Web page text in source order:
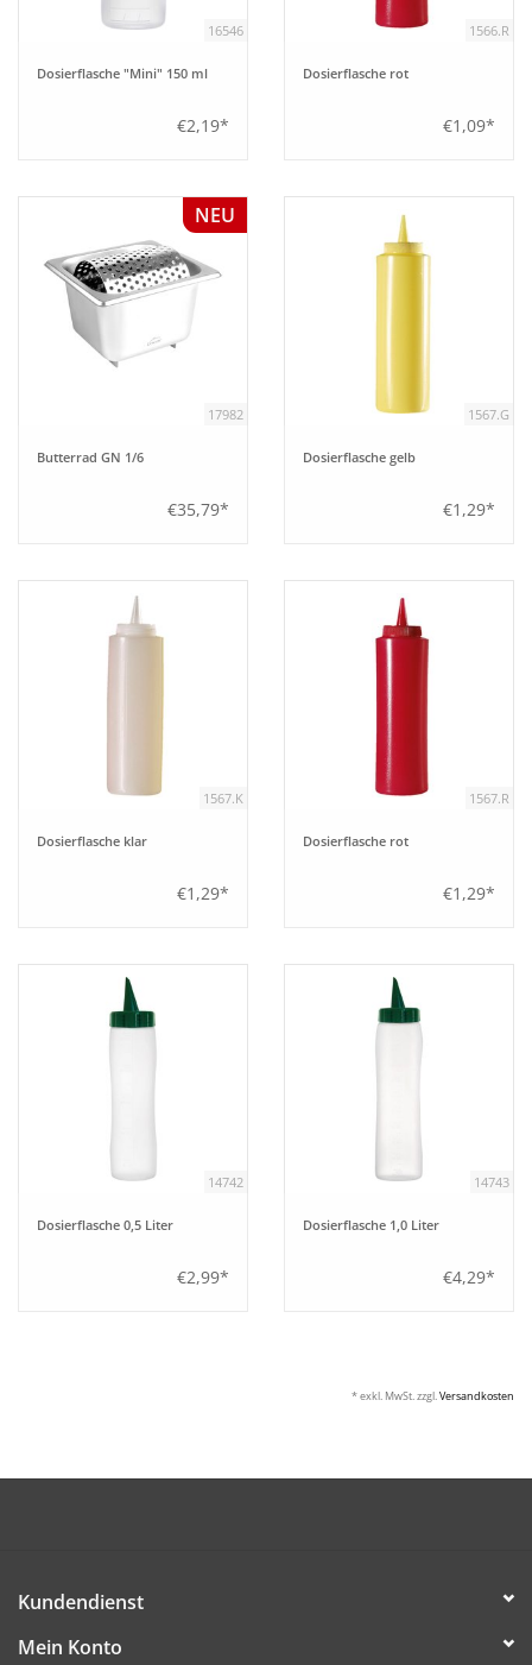
16546
Dosierflasche "Mini" 150 ml
€2,19*
1566.R
Dosierflasche rot
€1,09*
NEU
17982
Butterrad GN 1/6
€35,79*
1567.G
Dosierflasche gelb
€1,29*
1567.K
Dosierflasche klar
€1,29*
1567.R
Dosierflasche rot
€1,29*
14742
Dosierflasche 0,5 Liter
€2,99*
14743
Dosierflasche 1,0 Liter
€4,29*
* exkl. MwSt. zzgl.Versandkosten
Kundendienst
Mein Konto